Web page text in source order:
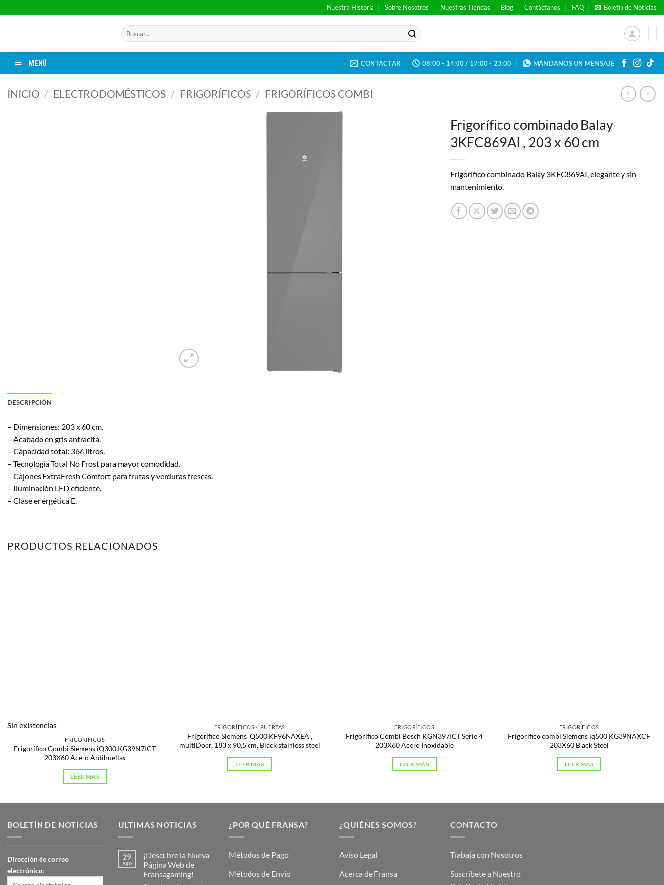
al
Nuestra Historia Sobre Nosotros Nuestras Tiendas Blog Contáctanos FAQ Boletín de Noticias
Buscar
por:
MENÚ CONTACTAR 08:00 - 14:00 / 17:00 - 20:00 MÁNDANOS UN MENSAJE
INICIO / ELECTRODOMÉSTICOS / FRIGORÍFICOS / FRIGORÍFICOS COMBI
Frigorífico combinado Balay
3KFC869AI , 203 x 60 cm
Frigorífico combinado Balay 3KFC869AI, elegante y sin
mantenimiento.
DESCRIPCIÓN
– Dimensiones: 203 x 60 cm.
– Acabado en gris antracita.
– Capacidad total: 366 litros.
– Tecnología Total No Frost para mayor comodidad.
– Cajones ExtraFresh Comfort para frutas y verduras frescas.
– Iluminación LED eficiente.
– Clase energética E.
PRODUCTOS RELACIONADOS
Sin existencias
FRIGORÍFICOS
Frigorífico Combi Siemens iQ300 KG39N7ICT
203X60 Acero Antihuellas
LEER MÁS
FRIGORÍFICOS 4 PUERTAS
Frigorífico Siemens iQ500 KF96NAXEA ,
multiDoor, 183 x 90,5 cm, Black stainless steel
LEER MÁS
FRIGORÍFICOS
Frigorífico Combi Bosch KGN397ICT Serie 4
203X60 Acero Inoxidable
LEER MÁS
FRIGORÍFICOS
Frigorifico combi Siemens iq500 KG39NAXCF
203X60 Black Steel
LEER MÁS
BOLETÍN DE NOTICIAS
Dirección de correo
electrónico:
ULTIMAS NOTICIAS
29
Ago
¡Descubre la Nueva
Página Web de
Fransagaming!
¿POR QUÉ FRANSA?
Métodos de Pago
Métodos de Envio
¿QUIÉNES SOMOS?
Aviso Legal
Acerca de Fransa
CONTACTO
Trabaja con Nosotros
Suscríbete a Nuestro